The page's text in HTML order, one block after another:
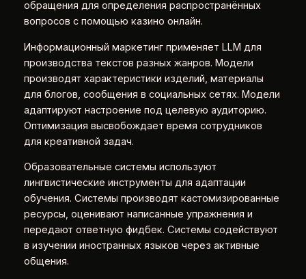
обращения для определения распространённых
вопросов с помощью казино онлайн.
Информационный маркетинг применяет LLM для
производства текстов разных жанров. Модели
производят характеристики изделий, материалы
для блогов, сообщения в социальных сетях. Модели
адаптируют настроение под целевую аудиторию.
Оптимизация высвобождает время сотрудников
для креативной задач.
Образовательные системы используют
лингвистические инструменты для адаптации
обучения. Системы производят кастомизированные
ресурсы, оценивают написанные упражнения и
передают ответную фидбек. Системы содействуют
в изучении иностранных языков через активные
общения.